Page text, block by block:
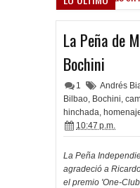
La Peña de
Bochini
1 Andrés
Bilbao, Bochini,
hinchada,
10:47 p.m.
La Peña
agradeció a
el premio 'One-